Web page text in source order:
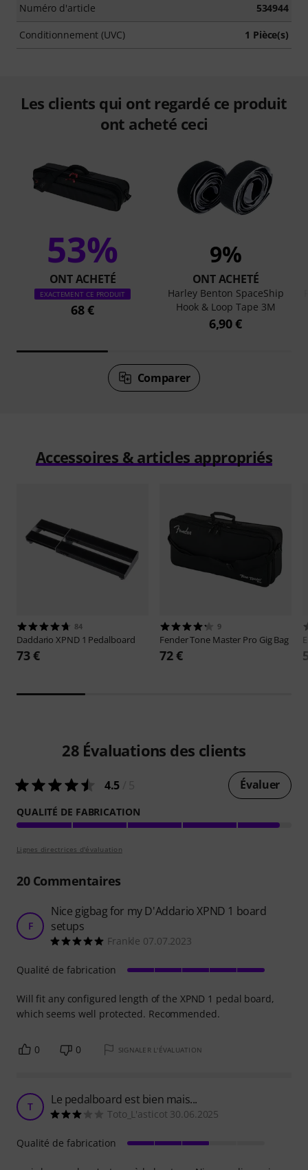
Numéro d'article 534944
Conditionnement (UVC) 1 Pièce(s)
Les clients qui ont regardé ce produit
ont acheté ceci
53%
ONT ACHETÉ
EXACTEMENT CE PRODUIT
68 €
9%
ONT ACHETÉ
Harley Benton SpaceShip
Hook & Loop Tape 3M
6,90 €
Comparer
Accessoires & articles appropriés
84
DaddarioXPND 1 Pedalboard
73 €
9
FenderTone Master Pro Gig Bag
72 €
28 Évaluations des clients
4.5 Évaluer
QUALITÉ DE FABRICATION
Lignes directrices d'évaluation
20Commentaires
F
Nice gigbag for my D'Addario XPND 1 board
setups
Frankle 07.07.2023
Will fit any configured length of the XPND 1 pedal board,
which seems well protected. Recommended.
Qualité de fabrication
0 0 SIGNALER L'ÉVALUATION
T Le pedalboard est bien mais...
Toto_L'asticot 30.06.2025
Qualité de fabrication